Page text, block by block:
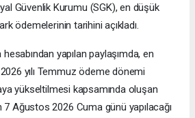
Güvenlik Kurumu (SGK), en düşük
ödemelerinin tarihini açıkladı.
yapılan paylaşımda, en
2026 yılı Temmuz ödeme dönemi
yükseltilmesi kapsamında oluşan
Ağustos 2026 Cuma günü yapılacağı